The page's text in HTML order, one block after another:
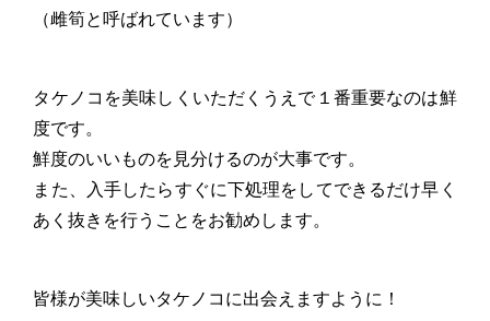
（雌筍と呼ばれています）
タケノコを美味しくいただくうえで１番重要なのは鮮
度です。
鮮度のいいものを見分けるのが大事です。
また、入手したらすぐに下処理をしてできるだけ早く
あく抜きを行うことをお勧めします。
皆様が美味しいタケノコに出会えますように！